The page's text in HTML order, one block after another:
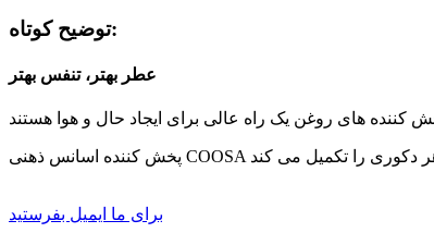
توضیح کوتاه:
عطر بهتر، تنفس بهتر
برای ما ایمیل بفرستید